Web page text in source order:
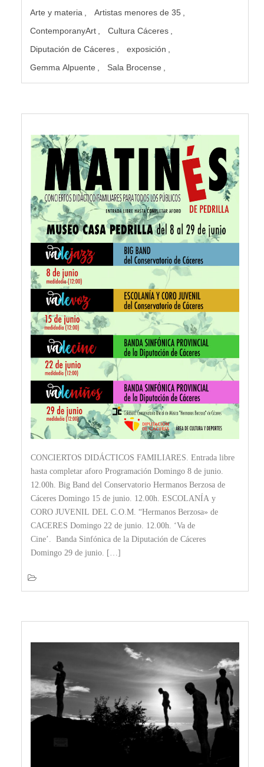
Arte y materia
Artistas menores de 35
ContemporanyArt
Cultura Cáceres
Diputación de Cáceres
exposición
Gemma Alpuente
Sala Brocense
CONCIERTOS DIDÁCTICOS FAMILIARES. Entrada libre
hasta completar aforo Programación Domingo 8 de junio.
12.00h. Big Band del Conservatorio Hermanos Berzosa de
Cáceres Domingo 15 de junio. 12.00h. ESCOLANÍA y
CORO JUVENIL DEL C.O.M. “Hermanos Berzosa» de
CACERES Domingo 22 de junio. 12.00h. ‘Va de
Cine’. Banda Sinfónica de la Diputación de Cáceres
Domingo 29 de junio. […]